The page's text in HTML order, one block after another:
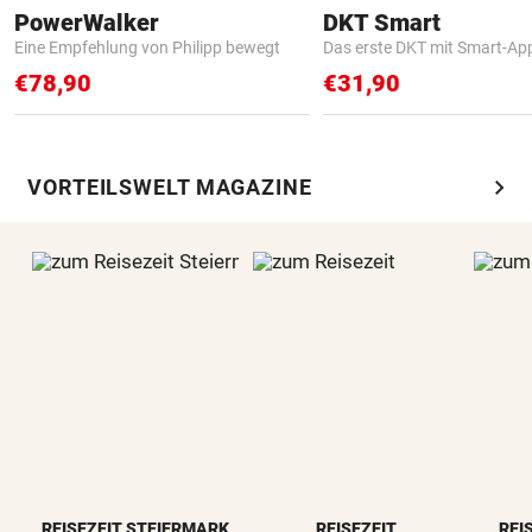
PowerWalker
Eine Empfehlung von Philipp bewegt
€78,90
DKT Smart
Das erste DKT mit Smart-
€31,90
VORTEILSWELT MAGAZINE chevron_right
REISEZEIT STEIERMARK REISEZEIT